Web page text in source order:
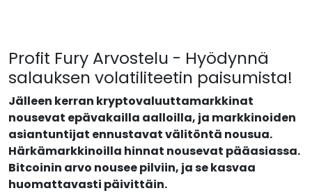
Profit Fury Arvostelu - Hyödynnä
salauksen volatiliteetin paisumista!
Jälleen kerran kryptovaluuttamarkkinat
nousevat epävakailla aalloilla, ja markkinoiden
asiantuntijat ennustavat välitöntä nousua.
Härkämarkkinoilla hinnat nousevat pääasiassa.
Bitcoinin arvo nousee pilviin, ja se kasvaa
huomattavasti päivittäin.